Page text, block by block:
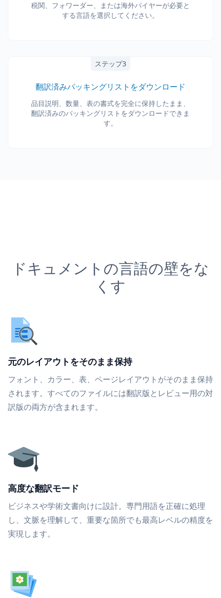
税関、フォワーダー、または海外バイヤーが必要と
する言語を選択してください。
ステップ3
翻訳済みパッキングリストをダウンロード
品目説明、数量、表の書式を完全に保持したまま、
翻訳済みのパッキングリストをダウンロードできま
す。
ドキュメントの言語の壁をな
くす
元のレイアウトをそのまま保持
フォント、カラー、表、ページレイアウトがそのまま保持
されます。すべてのファイルには翻訳版とレビュー用の対
訳版の両方が含まれます。
高度な翻訳モード
ビジネスや学術文書向けに設計。専門用語を正確に処理
し、文脈を理解して、重要な箇所でも最高レベルの精度を
実現します。